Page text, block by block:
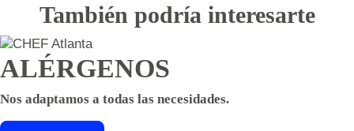
También podría interesarte
ALÉRGENOS
Nos adaptamos a todas las necesidades.